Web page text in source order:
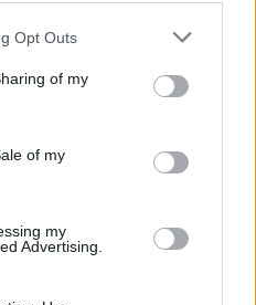
Opt Outs
of my
of my
my
Advertising.
W poprzednich miesiącach
Game League 2018.
strzelców, bowiem wraz z
także doświadczony
mecz w tych barwach.
piątki w ramach United
Esports.